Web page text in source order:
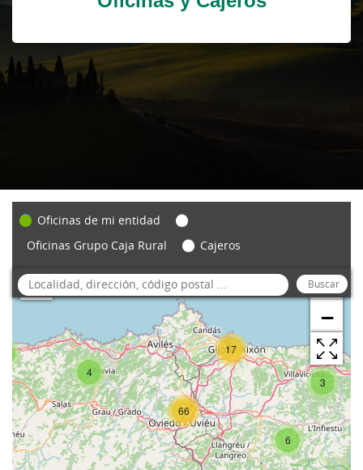
3
4
6
17
66
+
−
Oficinas de mi entidad
Oficinas Grupo Caja Rural
Cajeros